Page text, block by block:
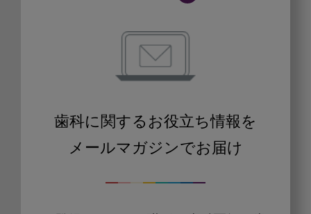
歯科に関するお役立ち情報を
メールマガジンでお届け